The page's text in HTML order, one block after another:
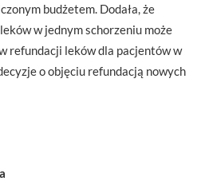
budżetem. Dodała, że
w jednym schorzeniu może
refundacji leków dla pacjentów w
o objęciu refundacją nowych